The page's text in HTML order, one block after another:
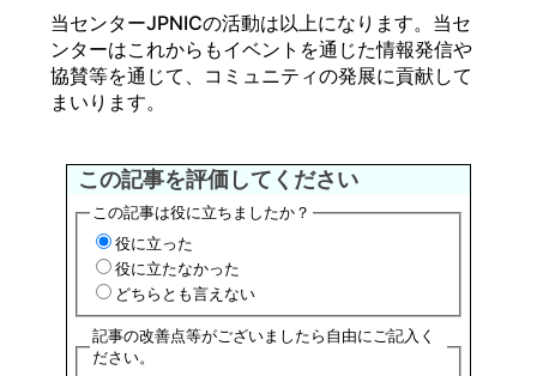
当センターJPNICの活動は以上になります。当セ
ンターはこれからもイベントを通じた情報発信や
協賛等を通じて、コミュニティの発展に貢献して
まいります。
この記事を評価してください
この記事は役に立ちましたか？
役に立った
役に立たなかった
どちらとも言えない
記事の改善点等がございましたら自由にご記入く
ださい。